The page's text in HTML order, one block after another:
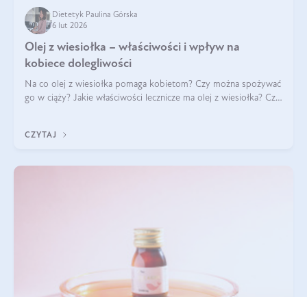
Dietetyk Paulina Górska
6 lut 2026
Olej z wiesiołka – właściwości i wpływ na
kobiece dolegliwości
Na co olej z wiesiołka pomaga kobietom? Czy można spożywać
go w ciąży? Jakie właściwości lecznicze ma olej z wiesiołka? Czy
CZYTAJ